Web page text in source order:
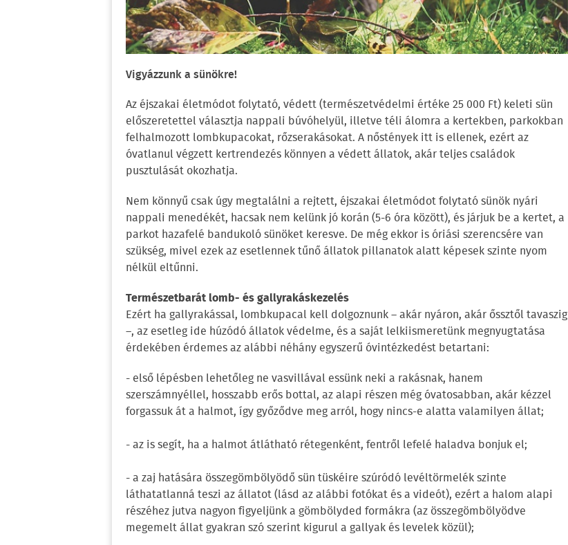
Vigyázzunk a sünökre!
Az éjszakai életmódot folytató, védett (természetvédelmi értéke 25 000 Ft) keleti sün
előszeretettel választja nappali búvóhelyül, illetve téli álomra a kertekben, parkokban
felhalmozott lombkupacokat, rőzserakásokat. A nőstények itt is ellenek, ezért az
óvatlanul végzett kertrendezés könnyen a védett állatok, akár teljes családok
pusztulását okozhatja.
Nem könnyű csak úgy megtalálni a rejtett, éjszakai életmódot folytató sünök nyári
nappali menedékét, hacsak nem kelünk jó korán (5-6 óra között), és járjuk be a kertet, a
parkot hazafelé bandukoló sünöket keresve. De még ekkor is óriási szerencsére van
szükség, mivel ezek az esetlennek tűnő állatok pillanatok alatt képesek szinte nyom
nélkül eltűnni.
Természetbarát lomb- és gallyrakáskezelés
Ezért ha gallyrakással, lombkupacal kell dolgoznunk – akár nyáron, akár őssztől tavaszig
–, az esetleg ide húzódó állatok védelme, és a saját lelkiismeretünk megnyugtatása
érdekében érdemes az alábbi néhány egyszerű óvintézkedést betartani:
- első lépésben lehetőleg ne vasvillával essünk neki a rakásnak, hanem
szerszámnyéllel, hosszabb erős bottal, az alapi részen még óvatosabban, akár kézzel
forgassuk át a halmot, így győződve meg arról, hogy nincs-e alatta valamilyen állat;
- az is segít, ha a halmot átlátható rétegenként, fentről lefelé haladva bonjuk el;
- a zaj hatására összegömbölyödő sün tüskéire szúródó levéltörmelék szinte
láthatatlanná teszi az állatot (lásd az alábbi fotókat és a videót), ezért a halom alapi
részéhez jutva nagyon figyeljünk a gömbölyded formákra (az összegömbölyödve
megemelt állat gyakran szó szerint kigurul a gallyak és levelek közül);